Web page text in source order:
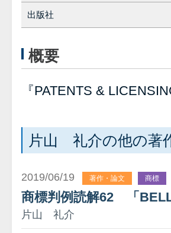
出版社
概要
『PATENTS &
片山 礼介の他の著
2019/06/19 著作・論文 商標
商標判例読解62 「
片山 礼介